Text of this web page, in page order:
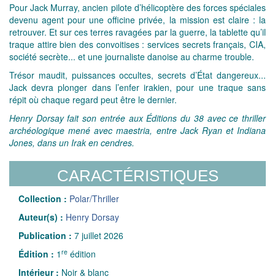
Pour Jack Murray, ancien pilote d’hélicoptère des forces spéciales
devenu agent pour une officine privée, la mission est claire : la
retrouver. Et sur ces terres ravagées par la guerre, la tablette qu’il
traque attire bien des convoitises : services secrets français, CIA,
société secrète... et une journaliste danoise au charme trouble.
Trésor maudit, puissances occultes, secrets d’État dangereux...
Jack devra plonger dans l’enfer irakien, pour une traque sans
répit où chaque regard peut être le dernier.
Henry Dorsay fait son entrée aux Éditions du 38 avec ce thriller
archéologique mené avec maestria, entre Jack Ryan et Indiana
Jones, dans un Irak en cendres.
CARACTÉRISTIQUES
Collection : Polar/Thriller
Auteur(s) : Henry Dorsay
Publication : 7 juillet 2026
Édition : 1 re édition
Intérieur : Noir & blanc